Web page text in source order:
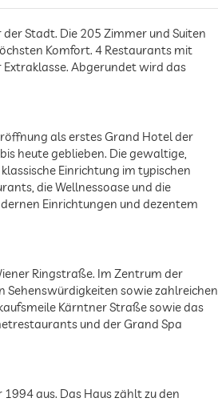
Stadt. Die 205 Zimmer und Suiten
Komfort. 4 Restaurants mit
Abgerundet wird das
als erstes Grand Hotel der
heute geblieben. Die gewaltige,
Einrichtung im typischen
die Wellnessoase und die
Einrichtungen und dezentem
Ringstraße. Im Zentrum der
sowie zahlreichen
Kärntner Straße sowie das
und der Grand Spa
aus. Das Haus zählt zu den